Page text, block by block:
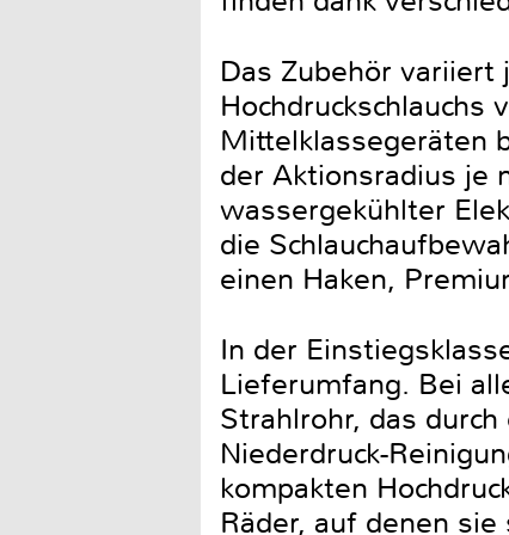
Das Zubehör variiert
Mittelklassegeräten
der Aktionsradius je
wassergekühlter
die
einen Haken,
In der
Lieferumfang. Bei
Strahlrohr, das
Niederdruck-
kompakten
Räder, auf denen